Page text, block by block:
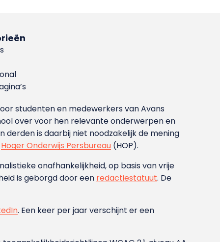
studenten en medewerkers van Avans
over voor hen relevante onderwerpen en
is daarbij niet noodzakelijk de mening
Hoger Onderwijs Persbureau (HOP).
onafhankelijkheid, op basis van vrije
is geborgd door een redactiestatuut. De
. Een keer per jaar verschijnt er een